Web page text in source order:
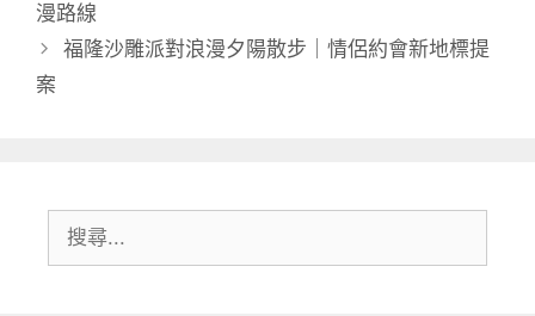
漫路線
福隆沙雕派對浪漫夕陽散步｜情侶約會新地標提
案
尋: